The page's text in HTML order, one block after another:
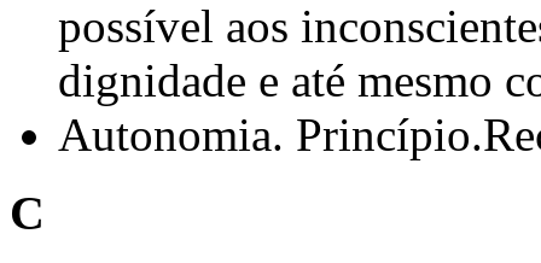
possível aos
dignidade e até mesmo
Autonomia.
C